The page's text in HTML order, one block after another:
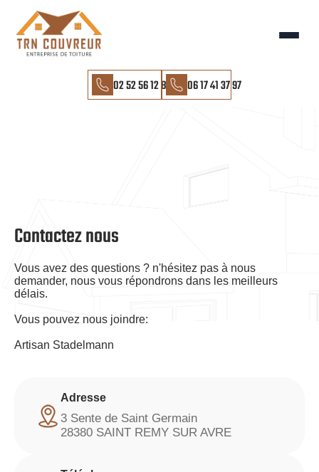
02 52 56 12 85 06 17 41 37 97
Contactez nous
Vous avez des questions ? n'hésitez pas à nous
demander, nous vous répondrons dans les meilleurs
délais.
Vous pouvez nous joindre:
Artisan Stadelmann
Adresse
3 Sente de Saint Germain
28380 SAINT REMY SUR AVRE